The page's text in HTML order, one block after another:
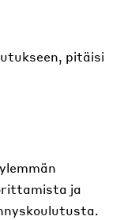
pitäisi
ja